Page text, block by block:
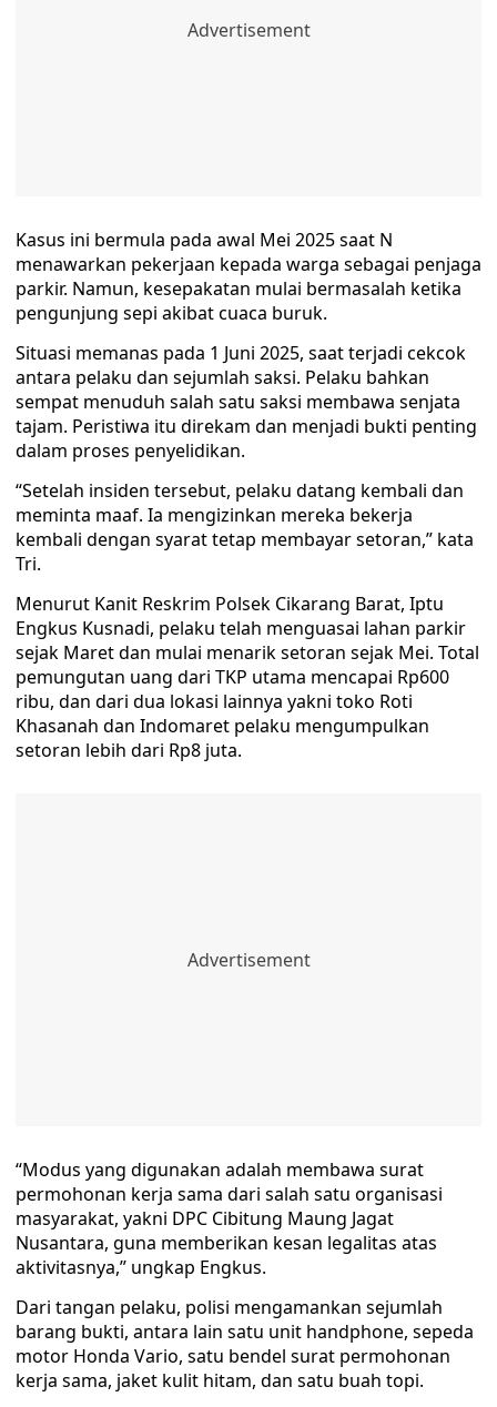
Kasus ini bermula pada awal Mei 2025 saat N
menawarkan pekerjaan kepada warga sebagai penjaga
parkir. Namun, kesepakatan mulai bermasalah ketika
pengunjung sepi akibat cuaca buruk.
Situasi memanas pada 1 Juni 2025, saat terjadi cekcok
antara pelaku dan sejumlah saksi. Pelaku bahkan
sempat menuduh salah satu saksi membawa senjata
tajam. Peristiwa itu direkam dan menjadi bukti penting
dalam proses penyelidikan.
“Setelah insiden tersebut, pelaku datang kembali dan
meminta maaf. Ia mengizinkan mereka bekerja
kembali dengan syarat tetap membayar setoran,” kata
Tri.
Menurut Kanit Reskrim Polsek Cikarang Barat, Iptu
Engkus Kusnadi, pelaku telah menguasai lahan parkir
sejak Maret dan mulai menarik setoran sejak Mei. Total
pemungutan uang dari TKP utama mencapai Rp600
ribu, dan dari dua lokasi lainnya yakni toko Roti
Khasanah dan Indomaret pelaku mengumpulkan
setoran lebih dari Rp8 juta.
“Modus yang digunakan adalah membawa surat
permohonan kerja sama dari salah satu organisasi
masyarakat, yakni DPC Cibitung Maung Jagat
Nusantara, guna memberikan kesan legalitas atas
aktivitasnya,” ungkap Engkus.
Dari tangan pelaku, polisi mengamankan sejumlah
barang bukti, antara lain satu unit handphone, sepeda
motor Honda Vario, satu bendel surat permohonan
kerja sama, jaket kulit hitam, dan satu buah topi.